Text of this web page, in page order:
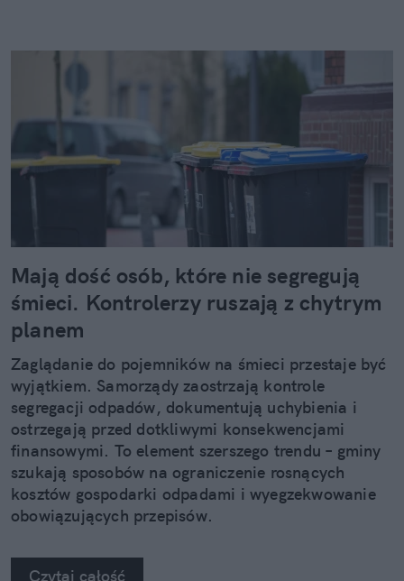
Mają dość osób, które nie segregują
śmieci. Kontrolerzy ruszają z chytrym
planem
Zaglądanie do pojemników na śmieci przestaje być
wyjątkiem. Samorządy zaostrzają kontrole
segregacji odpadów, dokumentują uchybienia i
ostrzegają przed dotkliwymi konsekwencjami
finansowymi. To element szerszego trendu – gminy
szukają sposobów na ograniczenie rosnących
kosztów gospodarki odpadami i wyegzekwowanie
obowiązujących przepisów.
Czytaj całość